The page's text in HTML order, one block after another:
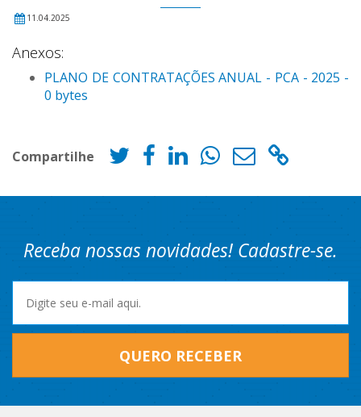
11.04.2025
Anexos:
PLANO DE CONTRATAÇÕES ANUAL - PCA - 2025 -
0 bytes
Compartilhe
Receba nossas novidades! Cadastre-se.
QUERO RECEBER